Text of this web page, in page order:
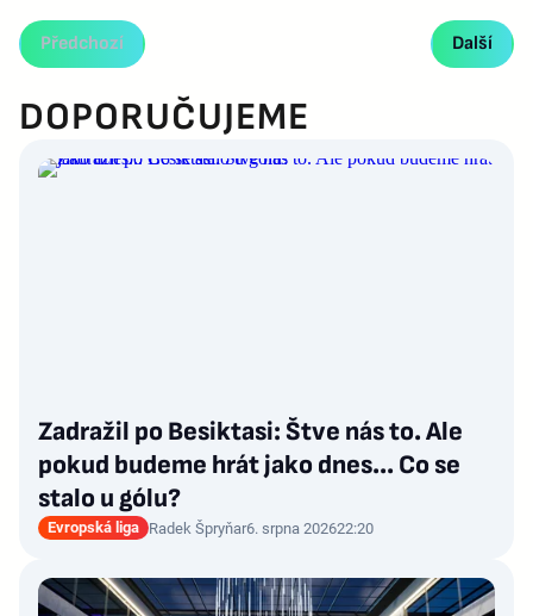
Předchozí Další
DOPORUČUJEME
Zadražil po Besiktasi: Štve nás to. Ale
pokud budeme hrát jako dnes... Co se
stalo u gólu?
Evropská liga Radek Špryňar6. srpna 202622:20